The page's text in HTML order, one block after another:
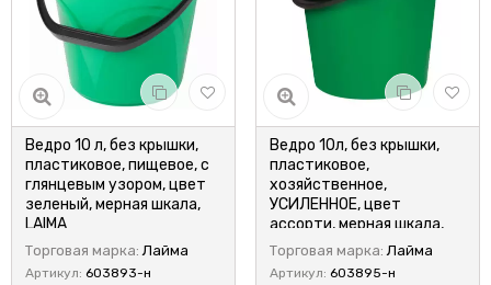
Ведро 10 л, без крышки,
пластиковое, пищевое, с
глянцевым узором, цвет
зеленый, мерная шкала,
LAIMA
Торговая марка: Лайма
Артикул: 603893-н
Ведро 10л, без крышки,
пластиковое,
хозяйственное,
УСИЛЕННОЕ, цвет
ассорти, мерная шкала,
ЛАЙМА
Торговая марка: Лайма
Артикул: 603895-н